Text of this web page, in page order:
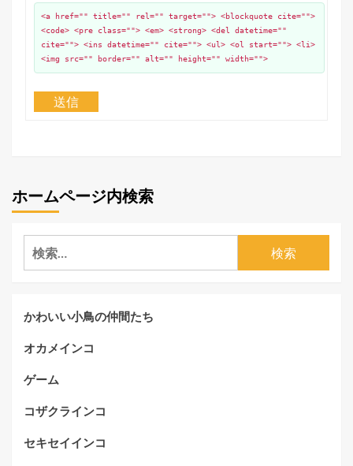
<a href="" title="" rel="" target=""> <blockquote cite="">
<code> <pre class=""> <em> <strong> <del datetime=""
cite=""> <ins datetime="" cite=""> <ul> <ol start=""> <li>
<img src="" border="" alt="" height="" width="">
送信
ホームページ内検索
検
索:
かわいい小鳥の仲間たち
オカメインコ
ゲーム
コザクラインコ
セキセイインコ